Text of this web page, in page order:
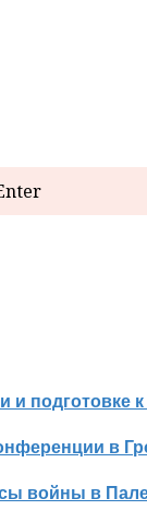
и подготовке
в
войны в